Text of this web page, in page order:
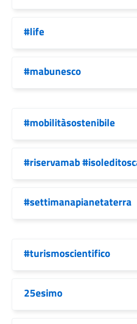
#life
#mabunesco
#mobilitàsostenibile
#riservamab
#settimanapianetaterra
#turismoscientifico
25esimo